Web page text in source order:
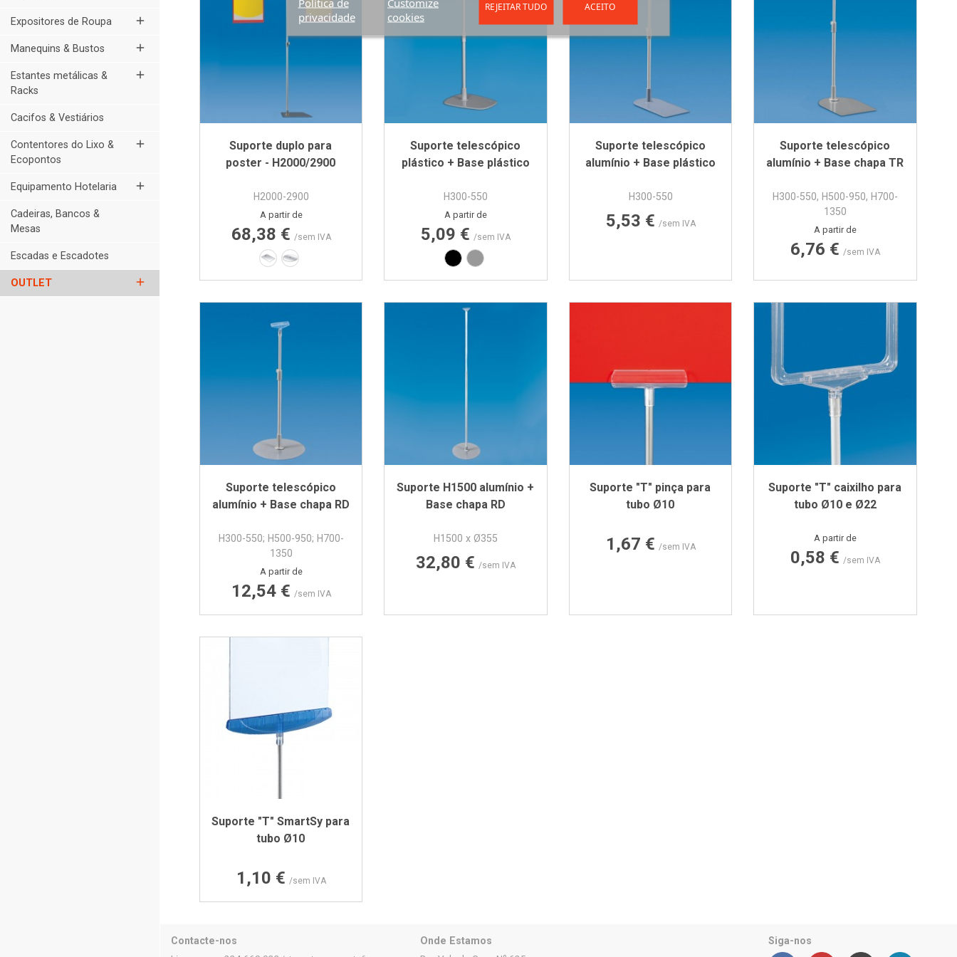
Expositores de Roupa add
Manequins & Bustos add
Estantes metálicas &
Racks
add
Cacifos & Vestiários
Contentores do Lixo &
Ecopontos
add
Equipamento Hotelaria add
Cadeiras, Bancos &
Mesas
Escadas e Escadotes
OUTLET add
Suporte duplo para
poster - H2000/2900
H2000-2900
Preço
A partir de
68,38 € /sem IVA
200 x 300 mm
Ø380 mm
Suporte telescópico
plástico + Base plástico
H300-550
Preço
A partir de
5,09 € /sem IVA
Preto Cinza RAL7040
Suporte telescópico
alumínio + Base plástico
H300-550
Preço
5,53 € /sem IVA
Suporte telescópico
alumínio + Base chapa TR
H300-550, H500-950, H700-
1350
Preço
A partir de
6,76 € /sem IVA
Suporte telescópico
alumínio + Base chapa RD
H300-550; H500-950; H700-
1350
Preço
A partir de
12,54 € /sem IVA
Suporte H1500 alumínio +
Base chapa RD
H1500 x Ø355
Preço
32,80 € /sem IVA
Suporte "T" pinça para
tubo Ø10
Preço
1,67 € /sem IVA
Suporte "T" caixilho para
tubo Ø10 e Ø22
Preço
A partir de
0,58 € /sem IVA
Suporte "T" SmartSy para
tubo Ø10
Preço
1,10 € /sem IVA
Contacte-nos Onde Estamos Siga-nos
privacidade
cookies
REJEITAR TUDO ACEITO